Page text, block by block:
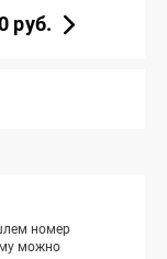
руб.
номер
можно